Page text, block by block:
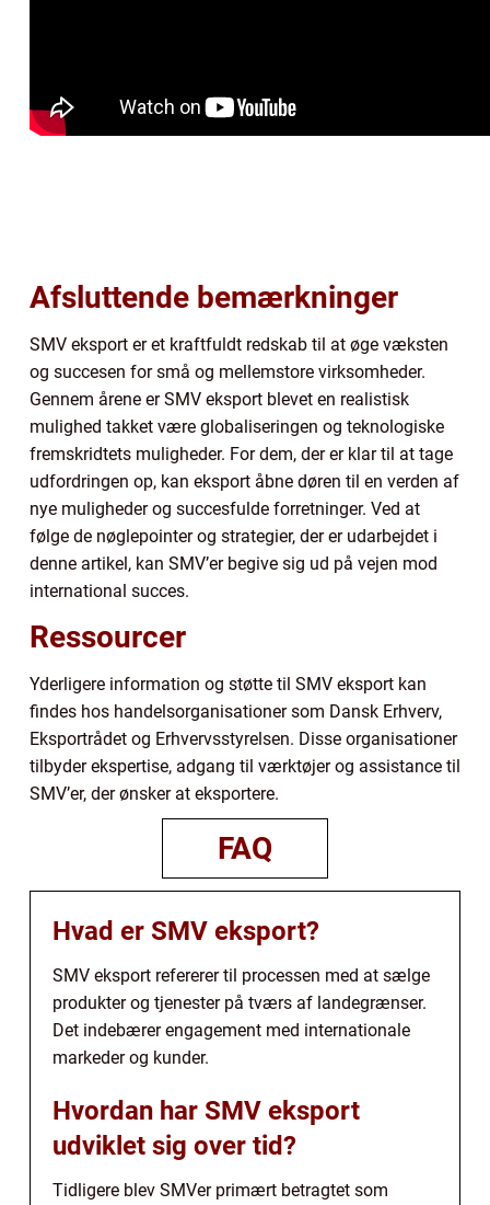
Afsluttende bemærkninger
SMV eksport er et kraftfuldt redskab til at øge væksten
og succesen for små og mellemstore virksomheder.
Gennem årene er SMV eksport blevet en realistisk
mulighed takket være globaliseringen og teknologiske
fremskridtets muligheder. For dem, der er klar til at tage
udfordringen op, kan eksport åbne døren til en verden af
nye muligheder og succesfulde forretninger. Ved at
følge de nøglepointer og strategier, der er udarbejdet i
denne artikel, kan SMV’er begive sig ud på vejen mod
international succes.
Ressourcer
Yderligere information og støtte til SMV eksport kan
findes hos handelsorganisationer som Dansk Erhverv,
Eksportrådet og Erhvervsstyrelsen. Disse organisationer
tilbyder ekspertise, adgang til værktøjer og assistance til
SMV’er, der ønsker at eksportere.
FAQ
Hvad er SMV eksport?
SMV eksport refererer til processen med at sælge
produkter og tjenester på tværs af landegrænser.
Det indebærer engagement med internationale
markeder og kunder.
Hvordan har SMV eksport
udviklet sig over tid?
Tidligere blev SMVer primært betragtet som